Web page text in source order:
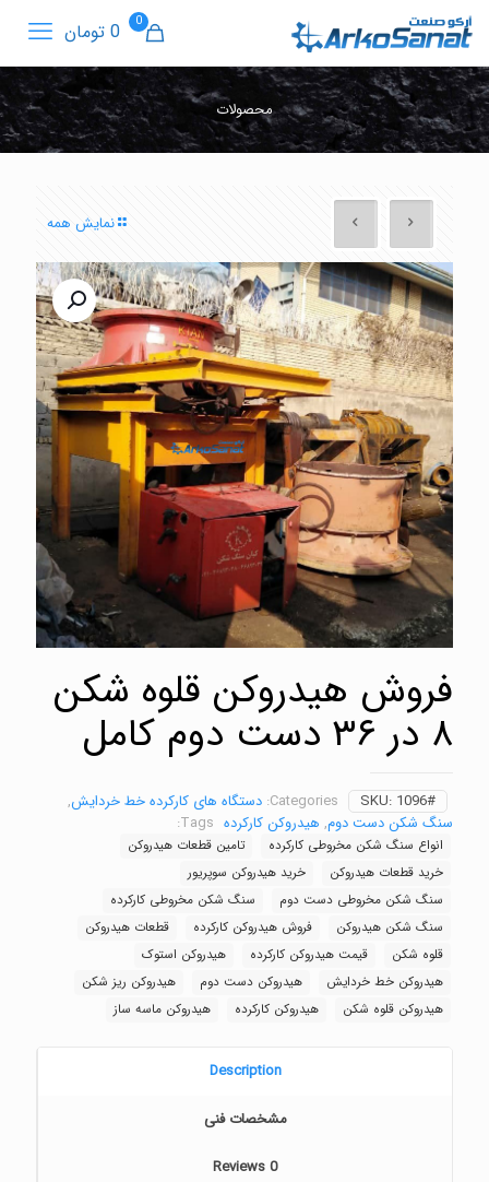
0 0 تومان
محصولات
نمایش همه
فروش هیدروکن قلوه شکن
۸ در ۳۶ دست دوم کامل
SKU: 1096#
Categories: دستگاه های کارکرده خط خردایش,
سنگ شکن دست دوم, هیدروکن کارکرده Tags:
انواع سنگ شکن مخروطی کارکرده
تامین قطعات هیدروکن
خرید قطعات هیدروکن
خرید هیدروکن سوپریور
سنگ شکن مخروطی دست دوم
سنگ شکن مخروطی کارکرده
سنگ شکن هیدروکن
فروش هیدروکن کارکرده
قطعات هیدروکن
قلوه شکن
قیمت هیدروکن کارکرده
هیدروکن استوک
هیدروکن خط خردایش
هیدروکن دست دوم
هیدروکن ریز شکن
هیدروکن قلوه شکن
هیدروکن کارکرده هیدروکن ماسه ساز
Description
مشخصات فنی
Reviews0